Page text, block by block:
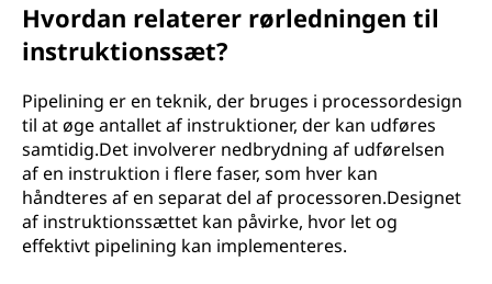
Hvordan relaterer rørledningen til
instruktionssæt?
Pipelining er en teknik, der bruges i processordesign
til at øge antallet af instruktioner, der kan udføres
samtidig.Det involverer nedbrydning af udførelsen
af en instruktion i flere faser, som hver kan
håndteres af en separat del af processoren.Designet
af instruktionssættet kan påvirke, hvor let og
effektivt pipelining kan implementeres.